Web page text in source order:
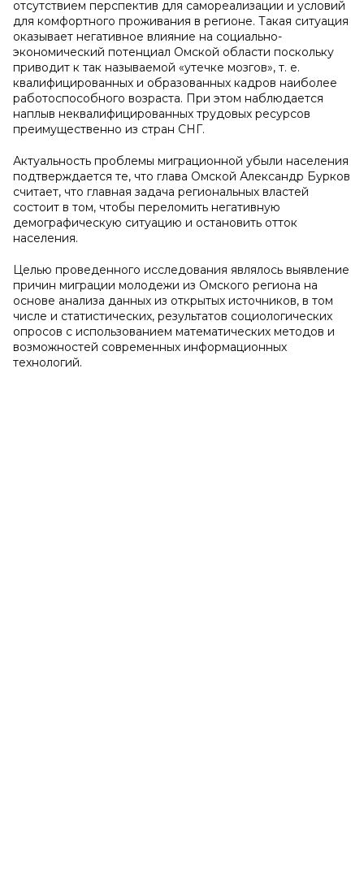
отсутствием перспектив для самореализации и условий
для комфортного проживания в регионе. Такая ситуация
оказывает негативное влияние на социально-
экономический потенциал Омской области поскольку
приводит к так называемой «утечке мозгов», т. е.
квалифицированных и образованных кадров наиболее
работоспособного возраста. При этом наблюдается
наплыв неквалифицированных трудовых ресурсов
преимущественно из стран СНГ.
Актуальность проблемы миграционной убыли населения
подтверждается те, что глава Омской Александр Бурков
считает, что главная задача региональных властей
состоит в том, чтобы переломить негативную
демографическую ситуацию и остановить отток
населения.
Целью проведенного исследования являлось выявление
причин миграции молодежи из Омского региона на
основе анализа данных из открытых источников, в том
числе и статистических, результатов социологических
опросов с использованием математических методов и
возможностей современных информационных
технологий.